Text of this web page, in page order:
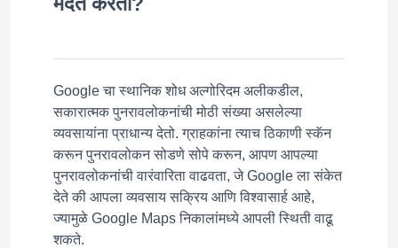
Google चा स्थानिक शोध अल्गोरिदम अलीकडील,
सकारात्मक पुनरावलोकनांची मोठी संख्या असलेल्या
व्यवसायांना प्राधान्य देतो. ग्राहकांना त्याच ठिकाणी स्कॅन
करून पुनरावलोकन सोडणे सोपे करून, आपण आपल्या
पुनरावलोकनांची वारंवारिता वाढवता, जे Google ला संकेत
देते की आपला व्यवसाय सक्रिय आणि विश्वासार्ह आहे,
ज्यामुळे Google Maps निकालांमध्ये आपली स्थिती वाढू
शकते.